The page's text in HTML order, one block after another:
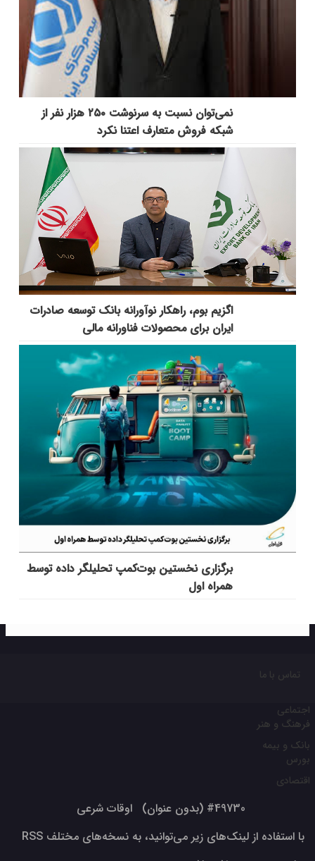
نمی‌توان نسبت به سرنوشت ۲۵۰ هزار نفر از
شبکه فروش متعارف اعتنا نکرد
اگزیم بوم، راهکار نوآورانه بانک توسعه صادرات
ایران برای محصولات فناورانه مالی
برگزاری نخستین بوت‌کمپ تحلیلگر داده توسط
همراه اول
تماس با ما
اجتماعی
فرهنگ و هنر
بانک و بیمه
بورس
اقتصادی
#49730 (بدون عنوان)
اوقات شرعی
با استفاده از لینک‌های زیر می‌توانید، به نسخه‌های مختلف RSS